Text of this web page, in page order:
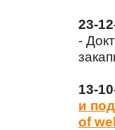
23-
-
13-
и
of